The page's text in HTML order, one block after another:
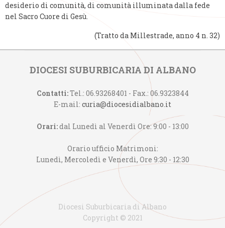
desiderio di comunità, di comunità illuminata dalla fede
nel Sacro Cuore di Gesù.
(Tratto da Millestrade, anno 4 n. 32)
DIOCESI SUBURBICARIA DI ALBANO
Contatti:Tel.: 06.93268401 - Fax.: 06.9323844
E-mail: curia@diocesidialbano.it
Orari:dal Lunedì al Venerdì Ore: 9:00 - 13:00
Orario ufficio Matrimoni:
Lunedì, Mercoledì e Venerdì, Ore 9:30 - 12:30
Diocesi Suburbicaria di Albano
Copyright © 2021